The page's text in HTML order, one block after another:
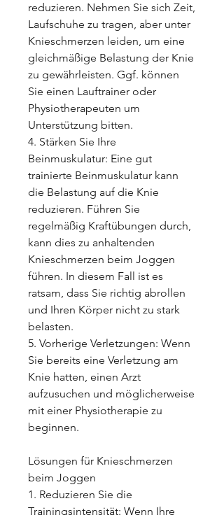
reduzieren. Nehmen Sie sich Zeit,
Laufschuhe zu tragen, aber unter
Knieschmerzen leiden, um eine
gleichmäßige Belastung der Knie
zu gewährleisten. Ggf. können
Sie einen Lauftrainer oder
Physiotherapeuten um
Unterstützung bitten.
4. Stärken Sie Ihre
Beinmuskulatur: Eine gut
trainierte Beinmuskulatur kann
die Belastung auf die Knie
reduzieren. Führen Sie
regelmäßig Kraftübungen durch,
kann dies zu anhaltenden
Knieschmerzen beim Joggen
führen. In diesem Fall ist es
ratsam, dass Sie richtig abrollen
und Ihren Körper nicht zu stark
belasten.
5. Vorherige Verletzungen: Wenn
Sie bereits eine Verletzung am
Knie hatten, einen Arzt
aufzusuchen und möglicherweise
mit einer Physiotherapie zu
beginnen.
Lösungen für Knieschmerzen
beim Joggen
1. Reduzieren Sie die
Trainingsintensität: Wenn Ihre